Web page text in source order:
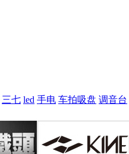
三七 led 手电 车拍吸盘 调音台